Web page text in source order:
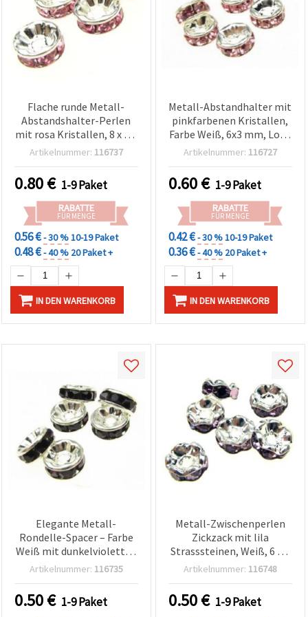
Flache runde Metall-
Abstandshalter-Perlen
mit rosa Kristallen, 8 x 3,5
mm, Loch: 1,5 mm, Weiß,
Artikelnummer: 116737
0.80€ 1-9 Paket
RABATTE
FÜR MENGE
0.56 €- 30 %10-19 Paket
0.48 €- 40 % 20 Paket +
IN DEN WARENKORB
Metall-Abstandhalter mit
pinkfarbenen Kristallen,
Farbe Weiß, 6x3 mm, Loch
1 mm, Qualität A – 10
Artikelnummer: 116727
0.60€ 1-9 Paket
RABATTE
FÜR MENGE
0.42 €- 30 %10-19 Paket
0.36 €- 40 % 20 Paket +
IN DEN WARENKORB
Elegante Metall-
Rondelle-Spacer – Farbe
Weiß mit dunkelvioletten
Kristallen, 8 x 3,5 mm,
10 Stk. für funkelnden DIY-
Schmuck
Artikelnummer: 116735
0.50€ 1-9 Paket
Metall-Zwischenperlen
Zickzack mit lila
Strasssteinen, Weiß, 6 x 3
mm, Loch 1,5 mm,
Artikelnummer: 116748
0.50€ 1-9 Paket